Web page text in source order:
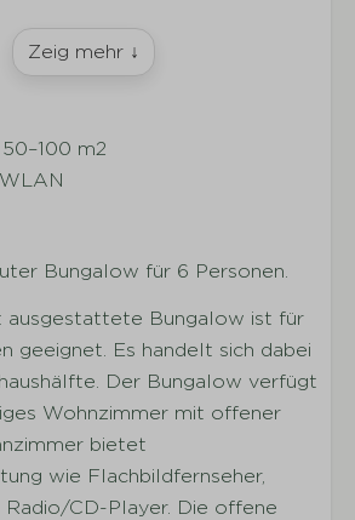
m2
Spieler
Zeig mehr ↓
Bungalow für 6 Personen.
ausgestattete Bungalow ist für
geeignet. Es handelt sich dabei
Der Bungalow verfügt
Wohnzimmer mit offener
bietet
wie Flachbildfernseher,
Radio/CD-Player. Die offene